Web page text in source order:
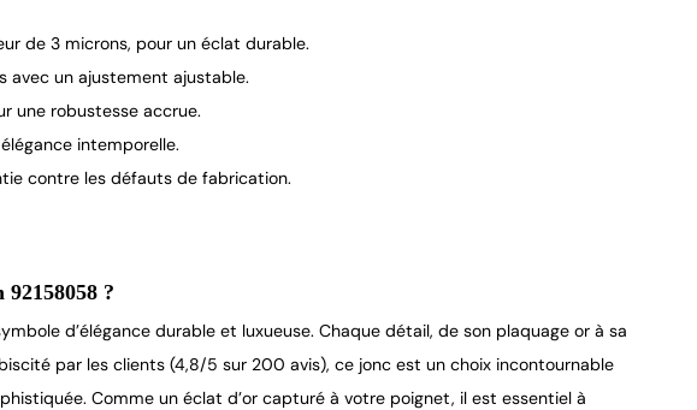
de 3 microns, pour un éclat durable.
avec un ajustement ajustable.
une robustesse accrue.
intemporelle.
contre les défauts de fabrication.
?
d’élégance durable et luxueuse. Chaque détail, de son plaquage or à sa
par les clients (4,8/5 sur 200 avis), ce jonc est un choix incontournable
Comme un éclat d’or capturé à votre poignet, il est essentiel à